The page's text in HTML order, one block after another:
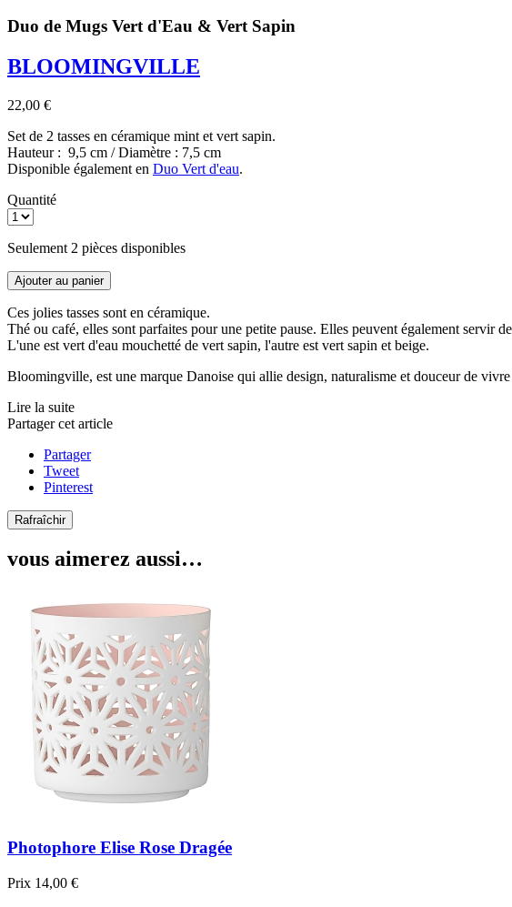
Duo de Mugs Vert d'Eau & Vert Sapin
BLOOMINGVILLE
22,00 €
Set de 2 tasses en céramique mint et vert sapin.
Hauteur : 9,5 cm / Diamètre : 7,5 cm
Disponible également en Duo Vert d'eau.
Quantité
Seulement 2 pièces disponibles
Ajouter au panier
Ces jolies tasses sont en céramique.
Thé ou café, elles sont parfaites pour une petite pause. Elles peuvent également servir
L'une est vert d'eau mouchetté de vert sapin, l'autre est vert sapin et beige.
Bloomingville, est une marque Danoise qui allie design, naturalisme et douceur de
Lire la suite
Partager cet article
Partager
Tweet
Pinterest
vous aimerez aussi…
Photophore Elise Rose Dragée
Prix 14,00 €